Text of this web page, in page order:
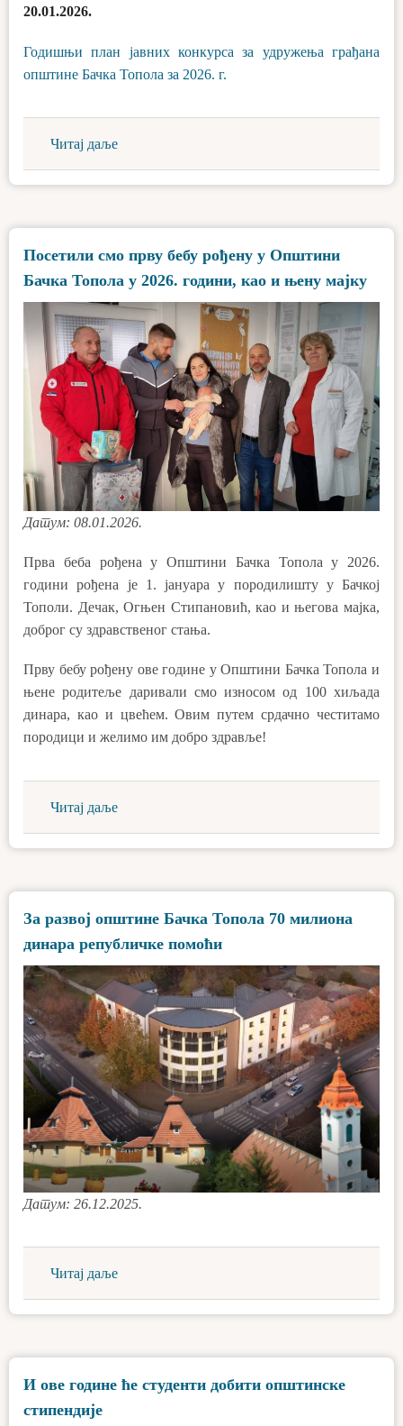
20.01.2026.
Годишњи план јавних конкурса за удружења грађана
општине Бачка Топола за 2026. г.
Читај даље
Посетили смо прву бебу рођену у Општини
Бачка Топола у 2026. години, као и њену мајку
Датум: 08.01.2026.
Прва беба рођена у Општини Бачка Топола у 2026.
години рођена је 1. јануара у породилишту у Бачкој
Тополи. Дечак, Огњен Стипановић, као и његова мајка,
доброг су здравственог стања.
Прву бебу рођену ове године у Општини Бачка Топола и
њене родитеље даривали смо износом од 100 хиљада
динара, као и цвећем. Овим путем срдачно честитамо
породици и желимо им добро здравље!
Читај даље
За развој општине Бачка Топола 70 милиона
динара републичке помоћи
Датум: 26.12.2025.
Читај даље
И ове године ће студенти добити општинске
стипендије